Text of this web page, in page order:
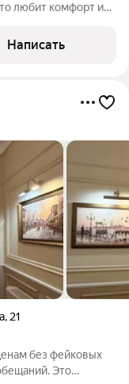
любит комфорт и
зоны,
Написать
, 21
Это